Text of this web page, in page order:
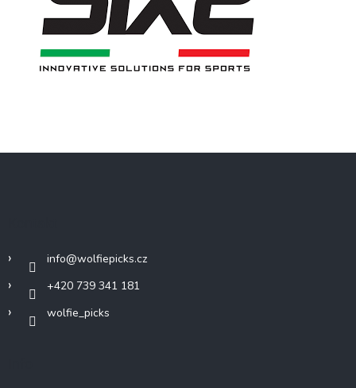
info@wolfiepicks.cz
+420 739 341 181
wolfie_picks